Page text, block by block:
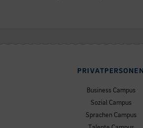
PRIVATPERSONEN
Business Campus
Sozial Campus
Sprachen Campus